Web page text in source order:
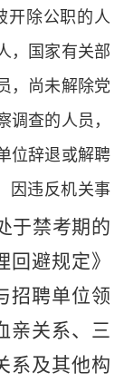
开除公职的人
，国家有关部
，尚未解除党
查的人员，
位辞退或解聘
因违反机关事
于禁考期的
避规定》
招聘单位领
亲关系、三
系及其他构